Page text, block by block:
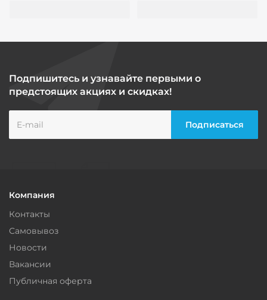
Подпишитесь и узнавайте первыми о
предстоящих акциях и скидках!
Компания
Контакты
Самовывоз
Новости
Вакансии
Публичная оферта